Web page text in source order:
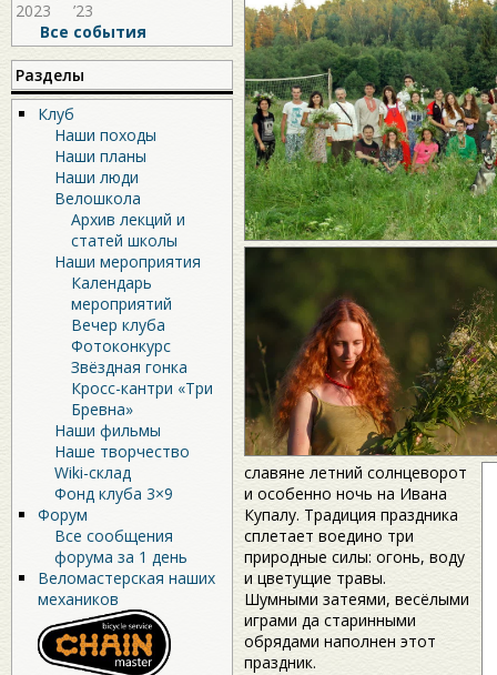
2023
’23
Все события
Разделы
Клуб
Наши походы
Наши планы
Наши люди
Велошкола
Архив лекций и
статей школы
Наши мероприятия
Календарь
мероприятий
Вечер клуба
Фотоконкурс
Звёздная гонка
Кросс-кантри «Три
Бревна»
Наши фильмы
Наше творчество
Wiki-склад
Фонд клуба 3×9
Форум
Все сообщения
форума за 1 день
Веломастерская наших
механиков
славяне летний солнцеворот
и особенно ночь на Ивана
Купалу. Традиция праздника
сплетает воедино три
природные силы: огонь, воду
и цветущие травы.
Шумными затеями, весёлыми
играми да старинными
обрядами наполнен этот
праздник.